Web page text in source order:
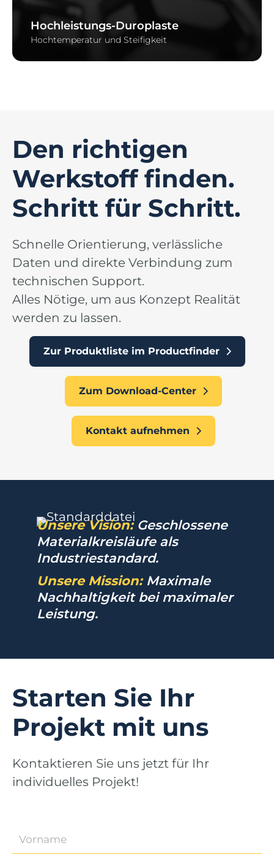
Hochleistungs-Duroplaste
Hochtemperatur und Steifigkeit
Den richtigen
Werkstoff finden.
Schritt für Schritt.
Schnelle Orientierung, verlässliche
Daten und direkte Verbindung zum
technischen Support.
Alles Nötige, um aus Konzept Realität
werden zu lassen.
Zur Produktliste im Productfinder
Zum Download-Center
Kontakt aufnehmen
Unsere Vision:Geschlossene
Materialkreisläufe als
Industriestandard.
Unsere Mission:Maximale
Nachhaltigkeit bei maximaler
Leistung.
Starten Sie Ihr
Projekt mit uns
Kontaktieren Sie uns jetzt für Ihr
individuelles Projekt!
Vorname